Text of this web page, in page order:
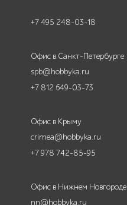
+7 495 248-03-18
Офис в Санкт-Петербурге
spb@hobbyka.ru
+7 812 649-03-73
Офис в Крыму
crimea@hobbyka.ru
+7 978 742-85-95
Офис в Нижнем Новгороде
nn@hobbyka.ru